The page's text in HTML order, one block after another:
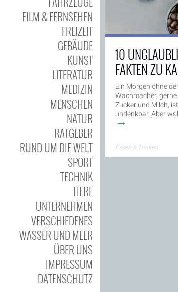
FILM & FERNSEHEN
FREIZEIT
GEBÄUDE
KUNST
LITERATUR
MEDIZIN
MENSCHEN
NATUR
RATGEBER
RUND UM DIE WELT
SPORT
TECHNIK
TIERE
UNTERNEHMEN
VERSCHIEDENES
WASSER UND MEER
ÜBER UNS
IMPRESSUM
DATENSCHUTZ
10
FAKTEN ZU
Ein Morgen ohne
Wachmacher,
Zucker und Milch,
undenkbar. Aber
→
Essen & Trinken